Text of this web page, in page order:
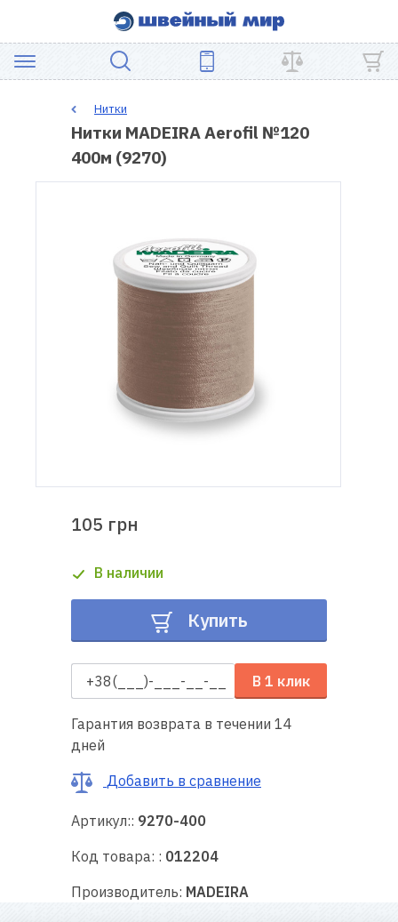
ШВЕЙНОЕ
ОБОРУДОВАНИЕ
Гарантия
швейной
техники
Полезные
советы
нас
Нитки
Нитки MADEIRA Aerofil №120
400м (9270)
105 грн
В наличии
Купить
В 1 клик
Гарантия возврата в течении 14
дней
Добавить в сравнение
Артикул:: 9270-400
Код товара: : 012204
Производитель: MADEIRA